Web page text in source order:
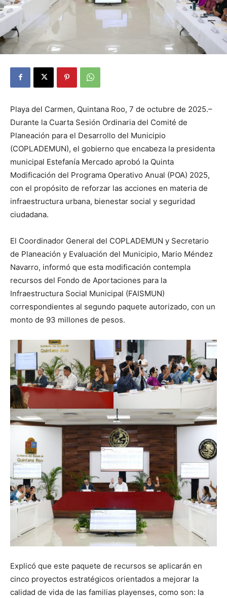
Playa del Carmen, Quintana Roo, 7 de octubre de 2025.–
Durante la Cuarta Sesión Ordinaria del Comité de
Planeación para el Desarrollo del Municipio
(COPLADEMUN), el gobierno que encabeza la presidenta
municipal Estefanía Mercado aprobó la Quinta
Modificación del Programa Operativo Anual (POA) 2025,
con el propósito de reforzar las acciones en materia de
infraestructura urbana, bienestar social y seguridad
ciudadana.
El Coordinador General del COPLADEMUN y Secretario
de Planeación y Evaluación del Municipio, Mario Méndez
Navarro, informó que esta modificación contempla
recursos del Fondo de Aportaciones para la
Infraestructura Social Municipal (FAISMUN)
correspondientes al segundo paquete autorizado, con un
monto de 93 millones de pesos.
Explicó que este paquete de recursos se aplicarán en
cinco proyectos estratégicos orientados a mejorar la
calidad de vida de las familias playenses, como son: la